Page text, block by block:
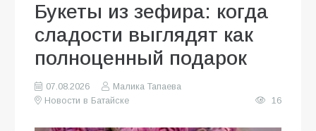
Букеты из зефира: когда
сладости выглядят как
полноценный подарок
07.08.2026
Малика Тапаева
Новости в Батайске
16